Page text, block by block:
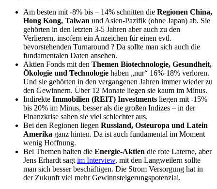
Am besten mit -8% bis – 14% schnitten die Regionen China,
Hong Kong, Taiwan und Asien-Pazifik (ohne Japan) ab. Sie
gehörten in den letzten 3-5 Jahren aber auch zu den
Verlierern, insofern ein Anzeichen für einen evtl.
bevorstehenden Turnaround ? Da sollte man sich auch die
fundamentalen Daten ansehen.
Aktien Fonds mit den Themen Biotechnologie, Gesundheit,
Ökologie und Technologie haben „nur“ 16%-18% verloren.
Und sie gehörten in den vergangenen Jahren immer wieder zu
den Gewinnern. Über 12 Monate liegen sie kaum im Minus.
Indirekte Immobilien (REIT) Investments liegen mit -15%
bis 20% im Minus, besser als die großen Indizes – in der
Finanzkrise sahen sie viel schlechter aus.
Bei den Regionen liegen Russland, Osteuropa und Latein
Amerika ganz hinten. Da ist auch fundamental im Moment
wenig Hoffnung.
Bei Themen halten die Energie-Aktien die rote Laterne, aber
Jens Erhardt sagt im Interview, mit den Langweilern sollte
man sich besser beschäftigen. Die Strom Versorgung hat in
der Zukunft viel mehr Gewinnsteigerungspotenzial.